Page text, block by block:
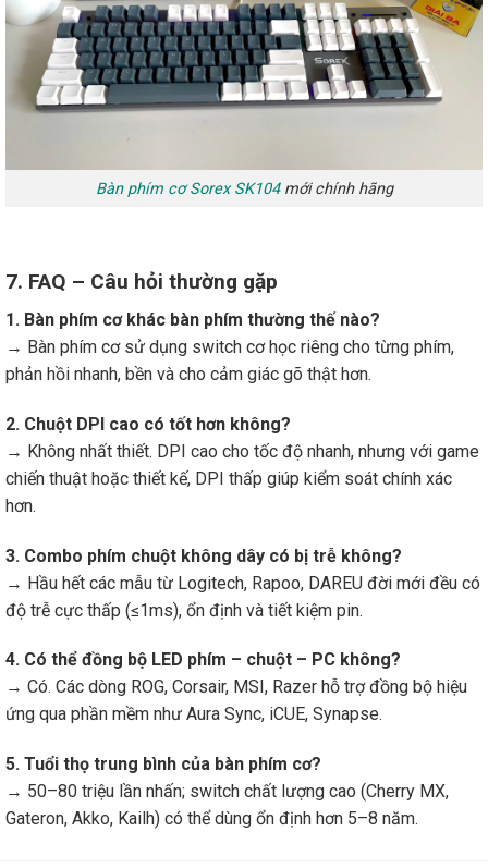
Bàn phím cơ Sorex SK104mới chính hãng
7. FAQ – Câu hỏi thường gặp
1. Bàn phím cơ khác bàn phím thường thế nào?
→ Bàn phím cơ sử dụng switch cơ học riêng cho từng phím,
phản hồi nhanh, bền và cho cảm giác gõ thật hơn.
2. Chuột DPI cao có tốt hơn không?
→ Không nhất thiết. DPI cao cho tốc độ nhanh, nhưng với game
chiến thuật hoặc thiết kế, DPI thấp giúp kiểm soát chính xác
hơn.
3. Combo phím chuột không dây có bị trễ không?
→ Hầu hết các mẫu từ Logitech, Rapoo, DAREU đời mới đều có
độ trễ cực thấp (≤1ms), ổn định và tiết kiệm pin.
4. Có thể đồng bộ LED phím – chuột – PC không?
→ Có. Các dòng ROG, Corsair, MSI, Razer hỗ trợ đồng bộ hiệu
ứng qua phần mềm như Aura Sync, iCUE, Synapse.
5. Tuổi thọ trung bình của bàn phím cơ?
→ 50–80 triệu lần nhấn; switch chất lượng cao (Cherry MX,
Gateron, Akko, Kailh) có thể dùng ổn định hơn 5–8 năm.